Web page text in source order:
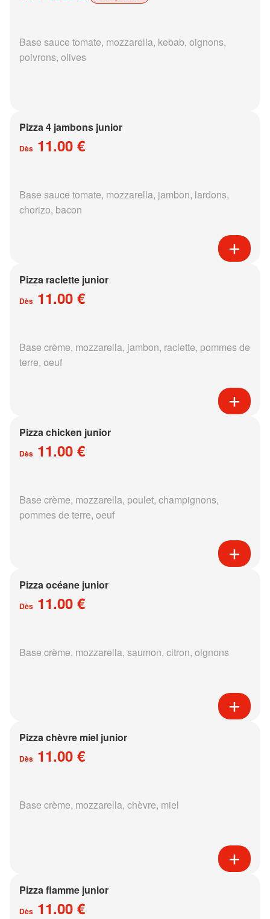
Base sauce tomate, mozzarella, kebab, oignons,
poivrons, olives
Pizza 4 jambons junior
Dès 11.00 €
Base sauce tomate, mozzarella, jambon, lardons,
chorizo, bacon
Pizza raclette junior
Dès 11.00 €
Base crème, mozzarella, jambon, raclette, pommes de
terre, oeuf
Pizza chicken junior
Dès 11.00 €
Base crème, mozzarella, poulet, champignons,
pommes de terre, oeuf
Pizza océane junior
Dès 11.00 €
Base crème, mozzarella, saumon, citron, oignons
Pizza chèvre miel junior
Dès 11.00 €
Base crème, mozzarella, chèvre, miel
Pizza flamme junior
Dès 11.00 €